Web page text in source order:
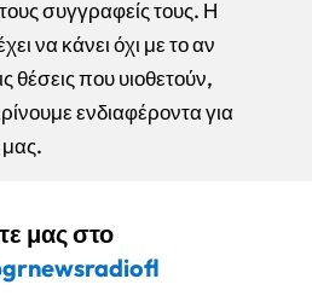
συγγραφείς τους. Η
να κάνει όχι με το αν
θέσεις που υιοθετούν,
ενδιαφέροντα για
μας στο